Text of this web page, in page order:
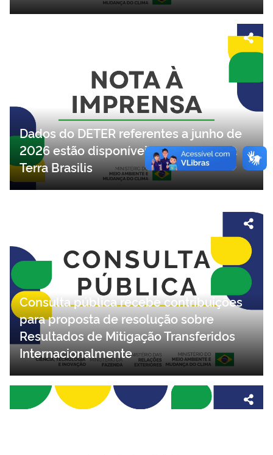
Dados do DETER referentes a junho de
2026 estão disponíveis na plataforma
Terra Brasilis
Consulta pública recebe contribuições
para proposta de resolução sobre
Resultados de Mitigação Transferidos
Internacionalmente